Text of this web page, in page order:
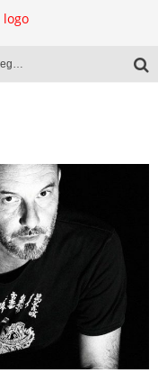
El libro en la mira de la desregulación